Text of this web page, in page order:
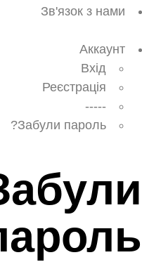
Зв'язок з нами
Аккаунт
Вхід
Реєстрація
-----
Забули пароль?